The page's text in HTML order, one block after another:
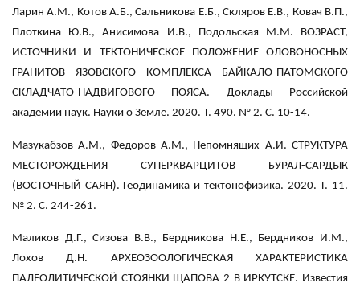
Ларин А.М., Котов А.Б., Сальникова Е.Б., Скляров Е.В., Ковач В.П.,
Плоткина Ю.В., Анисимова И.В., Подольская М.М. ВОЗРАСТ,
ИСТОЧНИКИ И ТЕКТОНИЧЕСКОЕ ПОЛОЖЕНИЕ ОЛОВОНОСНЫХ
ГРАНИТОВ ЯЗОВСКОГО КОМПЛЕКСА БАЙКАЛО-ПАТОМСКОГО
СКЛАДЧАТО-НАДВИГОВОГО ПОЯСА. Доклады Российской
академии наук. Науки о Земле. 2020. Т. 490. № 2. С. 10-14.
Мазукабзов А.М., Федоров А.М., Непомнящих А.И. СТРУКТУРА
МЕСТОРОЖДЕНИЯ СУПЕРКВАРЦИТОВ БУРАЛ-САРДЫК
(ВОСТОЧНЫЙ САЯН). Геодинамика и тектонофизика. 2020. Т. 11.
№ 2. С. 244-261.
Маликов Д.Г., Сизова В.В., Бердникова Н.Е., Бердников И.М.,
Лохов Д.Н. АРХЕОЗООЛОГИЧЕСКАЯ ХАРАКТЕРИСТИКА
ПАЛЕОЛИТИЧЕСКОЙ СТОЯНКИ ЩАПОВА 2 В ИРКУТСКЕ. Известия